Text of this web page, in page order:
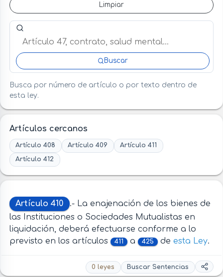
Limpiar
Buscar artículo o término en esta ley
Buscar
Busca por número de artículo o por texto dentro de
esta ley.
Artículos cercanos
Artículo 408 Artículo 409
Artículo 411
Artículo 412
Artículo 410
.- La enajenación de los bienes de
las Instituciones o Sociedades Mutualistas en
liquidación, deberá efectuarse conforme a lo
previsto en los artículos
411 a 425 de esta Ley.
0 leyes Buscar Sentencias